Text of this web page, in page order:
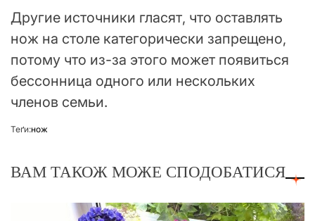
Другие источники гласят, что оставлять
нож на столе категорически запрещено,
потому что из-за этого может появиться
бессонница одного или нескольких
членов семьи.
Теґи:нож
ВАМ ТАКОЖ МОЖЕ СПОДОБАТИСЯ